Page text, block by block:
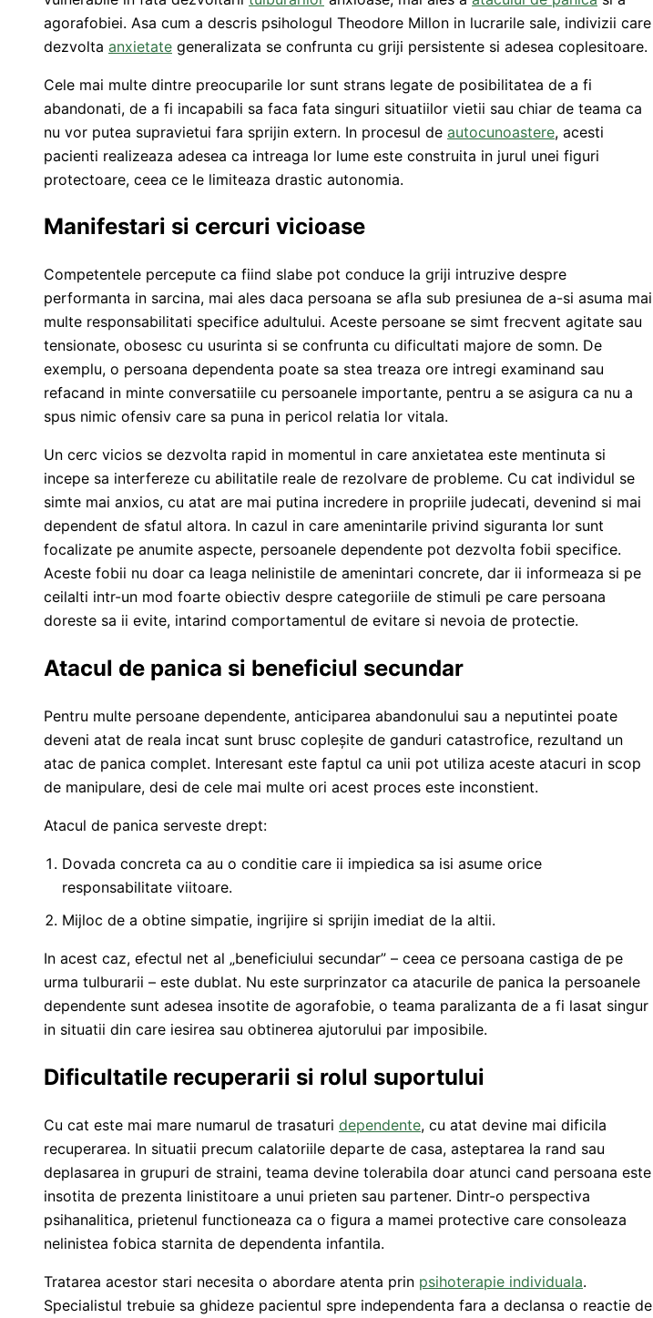
agorafobiei. Asa cum a descris psihologul Theodore Millon in lucrarile sale, indivizii care
dezvolta anxietate generalizata se confrunta cu griji persistente si adesea coplesitoare.
Cele mai multe dintre preocuparile lor sunt strans legate de posibilitatea de a fi
abandonati, de a fi incapabili sa faca fata singuri situatiilor vietii sau chiar de teama ca
nu vor putea supravietui fara sprijin extern. In procesul de autocunoastere, acesti
pacienti realizeaza adesea ca intreaga lor lume este construita in jurul unei figuri
protectoare, ceea ce le limiteaza drastic autonomia.
Manifestari si cercuri vicioase
Competentele percepute ca fiind slabe pot conduce la griji intruzive despre
performanta in sarcina, mai ales daca persoana se afla sub presiunea de a-si asuma mai
multe responsabilitati specifice adultului. Aceste persoane se simt frecvent agitate sau
tensionate, obosesc cu usurinta si se confrunta cu dificultati majore de somn. De
exemplu, o persoana dependenta poate sa stea treaza ore intregi examinand sau
refacand in minte conversatiile cu persoanele importante, pentru a se asigura ca nu a
spus nimic ofensiv care sa puna in pericol relatia lor vitala.
Un cerc vicios se dezvolta rapid in momentul in care anxietatea este mentinuta si
incepe sa interfereze cu abilitatile reale de rezolvare de probleme. Cu cat individul se
simte mai anxios, cu atat are mai putina incredere in propriile judecati, devenind si mai
dependent de sfatul altora. In cazul in care amenintarile privind siguranta lor sunt
focalizate pe anumite aspecte, persoanele dependente pot dezvolta fobii specifice.
Aceste fobii nu doar ca leaga nelinistile de amenintari concrete, dar ii informeaza si pe
ceilalti intr-un mod foarte obiectiv despre categoriile de stimuli pe care persoana
doreste sa ii evite, intarind comportamentul de evitare si nevoia de protectie.
Atacul de panica si beneficiul secundar
Pentru multe persoane dependente, anticiparea abandonului sau a neputintei poate
deveni atat de reala incat sunt brusc copleșite de ganduri catastrofice, rezultand un
atac de panica complet. Interesant este faptul ca unii pot utiliza aceste atacuri in scop
de manipulare, desi de cele mai multe ori acest proces este inconstient.
Atacul de panica serveste drept:
Dovada concreta ca au o conditie care ii impiedica sa isi asume orice
responsabilitate viitoare.
Mijloc de a obtine simpatie, ingrijire si sprijin imediat de la altii.
In acest caz, efectul net al „beneficiului secundar” – ceea ce persoana castiga de pe
urma tulburarii – este dublat. Nu este surprinzator ca atacurile de panica la persoanele
dependente sunt adesea insotite de agorafobie, o teama paralizanta de a fi lasat singur
in situatii din care iesirea sau obtinerea ajutorului par imposibile.
Dificultatile recuperarii si rolul suportului
Cu cat este mai mare numarul de trasaturi dependente, cu atat devine mai dificila
recuperarea. In situatii precum calatoriile departe de casa, asteptarea la rand sau
deplasarea in grupuri de straini, teama devine tolerabila doar atunci cand persoana este
insotita de prezenta linistitoare a unui prieten sau partener. Dintr-o perspectiva
psihanalitica, prietenul functioneaza ca o figura a mamei protective care consoleaza
nelinistea fobica starnita de dependenta infantila.
Tratarea acestor stari necesita o abordare atenta prin psihoterapie individuala.
Specialistul trebuie sa ghideze pacientul spre independenta fara a declansa o reactie de